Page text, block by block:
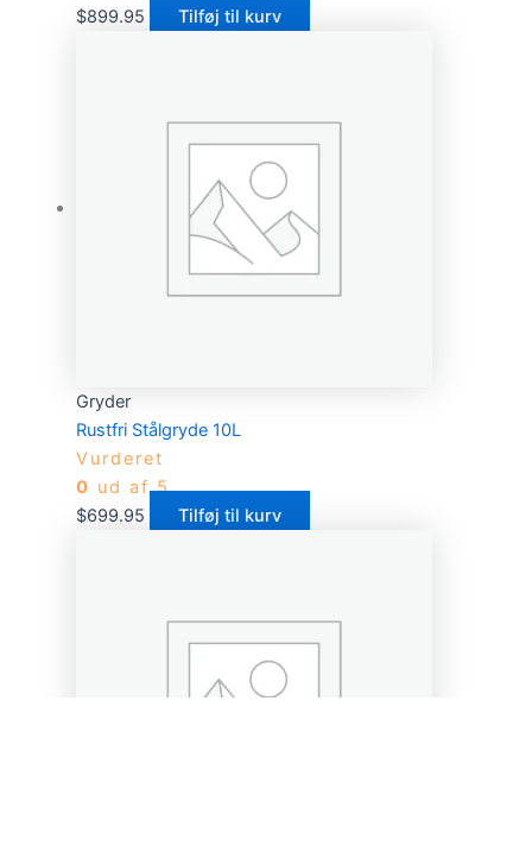
$899.95 Tilføj til kurv
Gryder
Rustfri Stålgryde 10L
Vurderet
0 ud af 5
$699.95 Tilføj til kurv